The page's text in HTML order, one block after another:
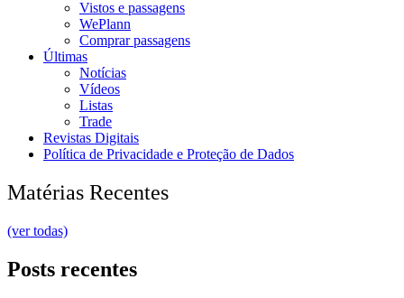
Vistos e passagens
WePlann
Comprar passagens
Últimas
Notícias
Vídeos
Listas
Trade
Revistas Digitais
Política de Privacidade e Proteção de Dados
Matérias Recentes
(ver todas)
Posts recentes